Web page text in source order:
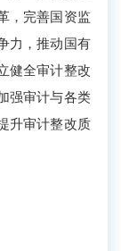
，完善国资监
力，推动国有
健全审计整改
强审计与各类
升审计整改质